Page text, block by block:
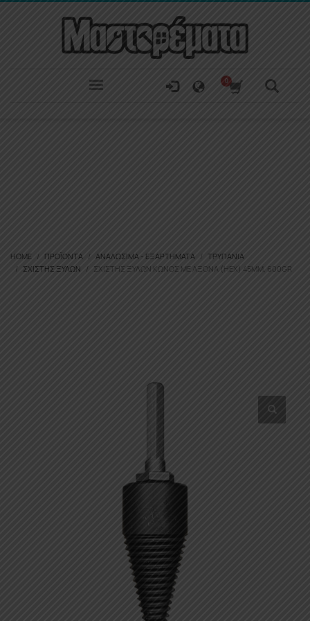
HOME ΠΡΟΪΌΝΤΑ ΑΝΑΛΏΣΙΜΑ - ΕΞΑΡΤΉΜΑΤΑ
ΤΡΥΠΆΝΙΑ
ΣΧΊΣΤΗΣ ΞΎΛΩΝ
ΣΧΙΣΤΗΣ ΞΥΛΩΝ ΚΩΝΟΣ ΜΕ ΑΞΟΝΑ (HEX) 45MM, 600GR